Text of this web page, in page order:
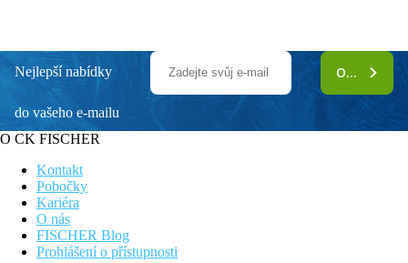
Nejlepší nabídky
do vašeho e-mailu
ODEBÍRAT
O CK FISCHER
Kontakt
Pobočky
Kariéra
O nás
FISCHER Blog
Prohlášení o přístupnosti